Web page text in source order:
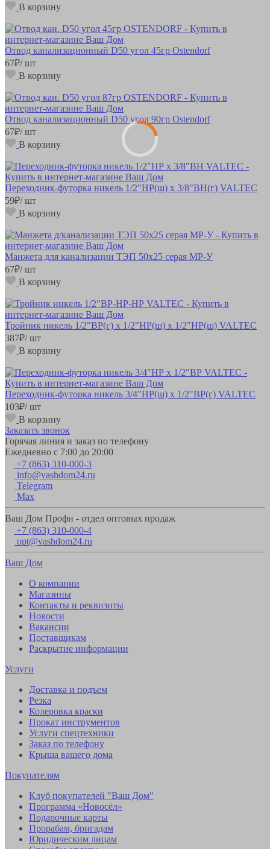
В корзину
Отвод канализационный D50 угол 45гр Ostendorf
67₽/ шт
В корзину
Отвод канализационный D50 угол 90гр Ostendorf
67₽/ шт
В корзину
Переходник-футорка никель 1/2"НР(ш) х 3/8"ВН(г) VALTEC
59₽/ шт
В корзину
Манжета для канализации ТЭП 50х25 серая MP-У
67₽/ шт
В корзину
Тройник никель 1/2"ВР(г) х 1/2"НР(ш) х 1/2"НР(ш) VALTEC
387₽/ шт
В корзину
Переходник-футорка никель 3/4"НР(ш) х 1/2"ВР(г) VALTEC
103₽/ шт
В корзину
Заказать звонок
Горячая линия и заказ по телефону
Ежедневно с 7:00 до 20:00
+7 (863) 310-000-3
info@vashdom24.ru
Telegram
Max
Ваш Дом Профи - отдел оптовых продаж
+7 (863) 310-000-4
opt@vashdom24.ru
Ваш Дом
О компании
Магазины
Контакты и реквизиты
Новости
Вакансии
Поставщикам
Раскрытие информации
Услуги
Доставка и подъем
Резка
Колеровка краски
Прокат инструментов
Услуги спецтехники
Заказ по телефону
Крыша вашего дома
Покупателям
Клуб покупателей "Ваш Дом"
Программа «Новосёл»
Подарочные карты
Прорабам, бригадам
Юридическим лицам